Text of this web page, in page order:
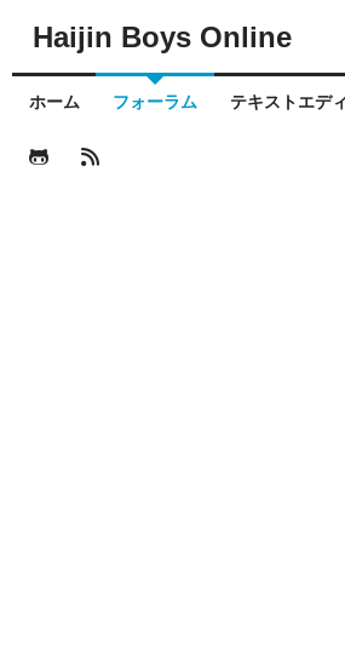
Haijin Boys Online
ホーム フォーラム テキストエデ